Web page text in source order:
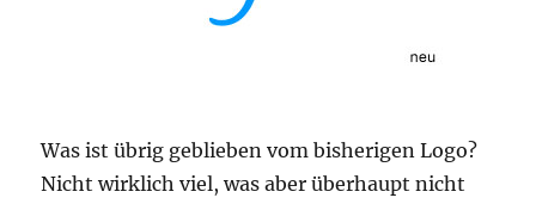
Was ist übrig geblieben vom bisherigen Logo?
Nicht wirklich viel, was aber überhaupt nicht